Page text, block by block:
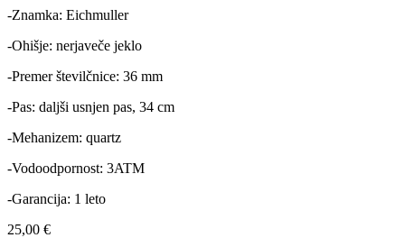
-Znamka: Eichmuller
-Ohišje: nerjaveče jeklo
-Premer številčnice: 36 mm
-Pas: daljši usnjen pas, 34 cm
-Mehanizem: quartz
-Vodoodpornost: 3ATM
-Garancija: 1 leto
25,00 €